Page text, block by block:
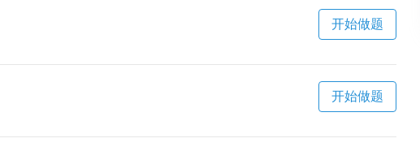
开始做题
开始做题